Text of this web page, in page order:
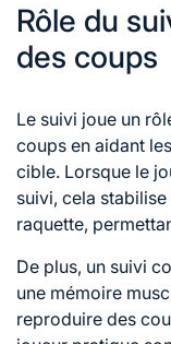
Rôle du
des coups
Le suivi joue un
coups en aidant
cible. Lorsque le
suivi, cela
raquette,
De plus, un suivi
une mémoire
reproduire des